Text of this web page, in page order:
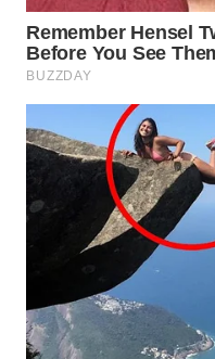
TAPANULI
UTARA
SAMOSIR
LAWAS
WN
SUMEDANG